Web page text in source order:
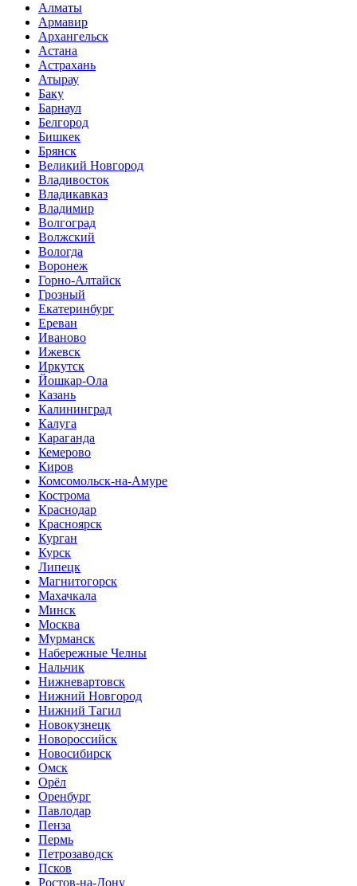
Алматы
Армавир
Архангельск
Астана
Астрахань
Атырау
Баку
Барнаул
Белгород
Бишкек
Брянск
Великий Новгород
Владивосток
Владикавказ
Владимир
Волгоград
Волжский
Вологда
Воронеж
Горно-Алтайск
Грозный
Екатеринбург
Ереван
Иваново
Ижевск
Иркутск
Йошкар-Ола
Казань
Калининград
Калуга
Караганда
Кемерово
Киров
Комсомольск-на-Амуре
Кострома
Краснодар
Красноярск
Курган
Курск
Липецк
Магнитогорск
Махачкала
Минск
Москва
Мурманск
Набережные Челны
Нальчик
Нижневартовск
Нижний Новгород
Нижний Тагил
Новокузнецк
Новороссийск
Новосибирск
Омск
Орёл
Оренбург
Павлодар
Пенза
Пермь
Петрозаводск
Псков
Ростов-на-Дону